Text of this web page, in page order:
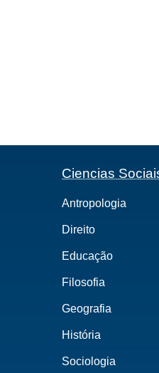
Ciencias
Antropologia
Direito
Educação
Filosofia
Geografia
História
Sociologia